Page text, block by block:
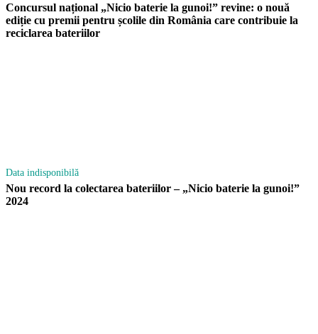
Concursul național „Nicio baterie la gunoi!” revine: o nouă
ediție cu premii pentru școlile din România care contribuie la
reciclarea bateriilor
Data indisponibilă
Nou record la colectarea bateriilor – „Nicio baterie la gunoi!”
2024